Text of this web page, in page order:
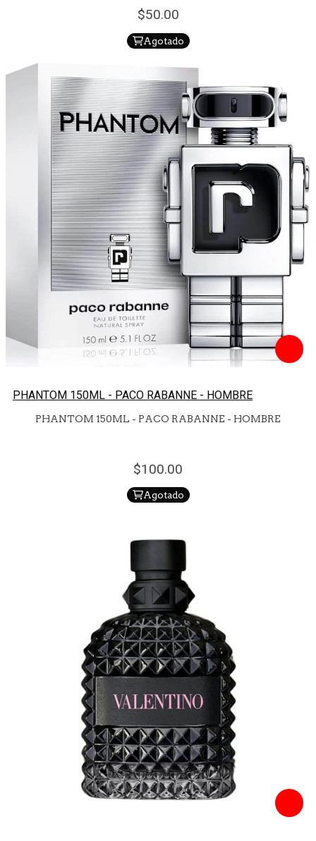
50.00
Agotado
PHANTOM 150ML - PACO RABANNE - HOMBRE
PHANTOM 150ML - PACO RABANNE - HOMBRE
100.00
Agotado